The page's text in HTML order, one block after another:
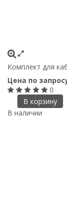
Комплект для
Цена по
0
В корзину
В наличии